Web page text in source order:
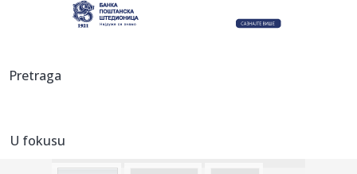
10:06:Raspucani Dončič dobio novu tehničku, a otac i sin Džejms
spektakularni ...
10:02:
Pretraga
U fokusu